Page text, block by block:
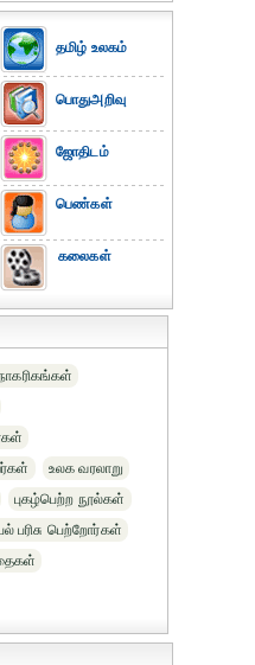
தமிழ் உலகம்
பொதுஅறிவு
ஜோதிடம்
பெண்கள்
கலைகள்
உலக வரலாறு
புகழ்பெற்ற நூல்கள்
பரிசு‎ பெற்றோர்‎கள்